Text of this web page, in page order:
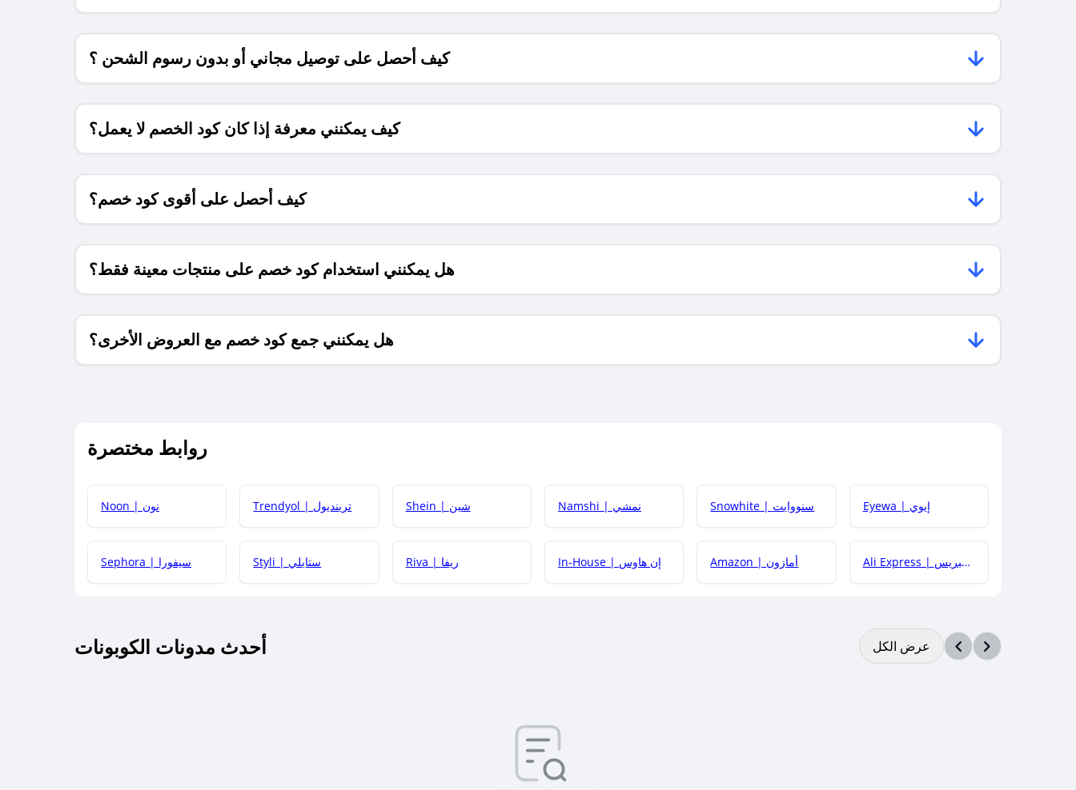
كيف أحصل على توصيل مجاني أو بدون رسوم الشحن ؟
كيف يمكنني معرفة إذا كان كود الخصم لا يعمل؟
كيف أحصل على أقوى كود خصم؟
هل يمكنني استخدام كود خصم على منتجات معينة فقط؟
هل يمكنني جمع كود خصم مع العروض الأخرى؟
روابط مختصرة
Noon | نون Trendyol | ترينديول Shein | شين Namshi | نمشي Snowhite | سنووايت Eyewa | إيوي
Sephora | سيفورا Styli | ستايلي Riva | ريفا In-House | إن هاوس Amazon | أمازون Ali Express | علي إكسبريس
أحدث مدونات الكوبونات عرض الكل